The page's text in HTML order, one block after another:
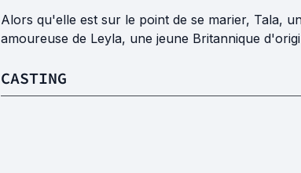
Alors qu'elle est sur le point de se marier, Tala,
amoureuse de Leyla, une jeune Britannique
CASTING